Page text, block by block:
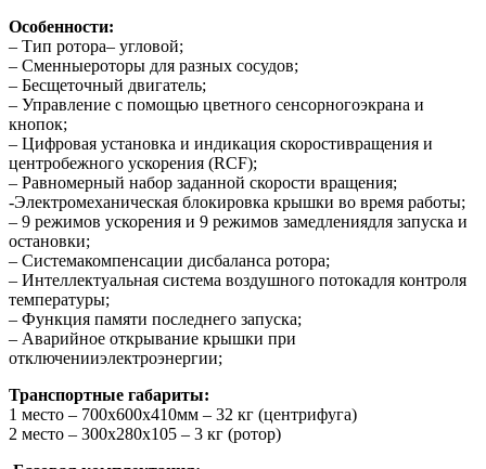
Особенности:
– Тип ротора– угловой;
– Сменныероторы для разных сосудов;
– Бесщеточный двигатель;
– Управление с помощью цветного сенсорногоэкрана и
кнопок;
– Цифровая установка и индикация скоростивращения и
центробежного ускорения (RCF);
– Равномерный набор заданной скорости вращения;
-Электромеханическая блокировка крышки во время работы;
– 9 режимов ускорения и 9 режимов замедлениядля запуска и
остановки;
– Системакомпенсации дисбаланса ротора;
– Интеллектуальная система воздушного потокадля контроля
температуры;
– Функция памяти последнего запуска;
– Аварийное открывание крышки при
отключенииэлектроэнергии;
Транспортные габариты:
1 место – 700х600х410мм – 32 кг (центрифуга)
2 место – 300х280х105 – 3 кг (ротор)